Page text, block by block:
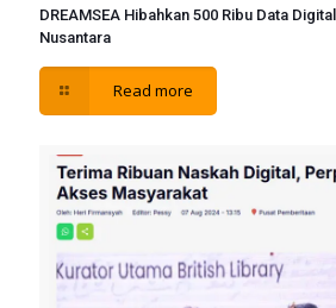
DREAMSEA Hibahkan 500 Ribu Data
Nusantara
Read more